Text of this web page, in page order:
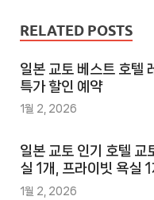
RELATED POSTS
일본 교토 베스트 호텔
특가 할인 예약
1월 2, 2026
일본 교토 인기 호텔
실 1개, 프라이빗 욕실
1월 2, 2026